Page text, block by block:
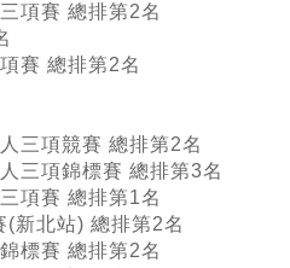
項賽 總排第2名
賽 總排第2名
三項競賽 總排第2名
三項錦標賽 總排第3名
項賽 總排第1名
(新北站) 總排第2名
標賽 總排第2名